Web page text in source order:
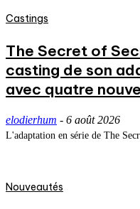
Castings
The Secret of
casting de son
avec quatre
elodierhum - 6 août 2026
L'adaptation en série de The
Nouveautés